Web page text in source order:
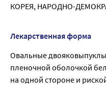
КОРЕЯ, НАРОДНО-
Лекарственная форма
Овальные
пленочной оболочкой
на одной стороне и